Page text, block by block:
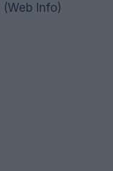
(Web Info)